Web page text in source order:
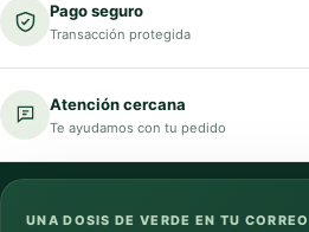
Pago seguro
Transacción protegida
Atención cercana
Te ayudamos con tu pedido
UNA DOSIS DE VERDE EN TU CORREO